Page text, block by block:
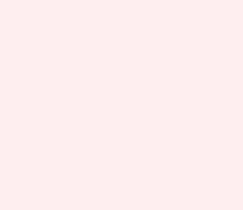
van